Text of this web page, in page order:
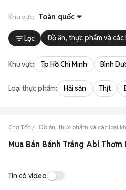
Khu vực: Toàn quốc
Lọc Đồ ăn, thực phẩm và các
Khu vực: Tp Hồ Chí Minh Bình
Loại thực phẩm: Hải sản Thịt
Chợ Tốt Đồ ăn, thực phẩm và các loại
Tin có video